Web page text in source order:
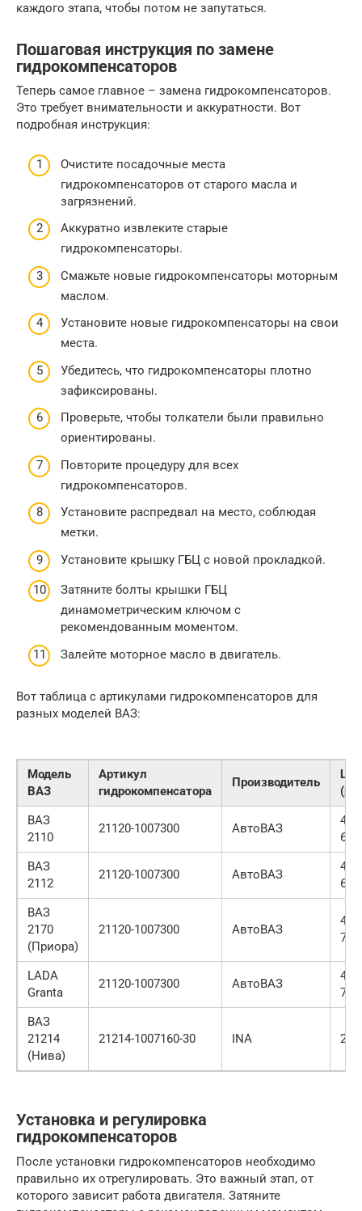
каждого этапа, чтобы потом не запутаться.
Пошаговая инструкция по замене
гидрокомпенсаторов
Теперь самое главное – замена гидрокомпенсаторов.
Это требует внимательности и аккуратности. Вот
подробная инструкция:
Очистите посадочные места
гидрокомпенсаторов от старого масла и
загрязнений.
Аккуратно извлеките старые
гидрокомпенсаторы.
Смажьте новые гидрокомпенсаторы моторным
маслом.
Установите новые гидрокомпенсаторы на свои
места.
Убедитесь, что гидрокомпенсаторы плотно
зафиксированы.
Проверьте, чтобы толкатели были правильно
ориентированы.
Повторите процедуру для всех
гидрокомпенсаторов.
Установите распредвал на место, соблюдая
метки.
Установите крышку ГБЦ с новой прокладкой.
Затяните болты крышки ГБЦ
динамометрическим ключом с
рекомендованным моментом.
Залейте моторное масло в двигатель.
Вот таблица с артикулами гидрокомпенсаторов для
разных моделей ВАЗ:
Модель
ВАЗ
Артикул
гидрокомпенсатора
Производитель
ВАЗ
2110
21120-1007300 АвтоВАЗ
400-
600
ВАЗ
2112
21120-1007300 АвтоВАЗ
400-
600
ВАЗ
2170
(Приора)
21120-1007300 АвтоВАЗ
450-
700
LADA
Granta
21120-1007300 АвтоВАЗ
450-
700
ВАЗ
21214
(Нива)
21214-1007160-30 INA
Установка и регулировка
гидрокомпенсаторов
После установки гидрокомпенсаторов необходимо
правильно их отрегулировать. Это важный этап, от
которого зависит работа двигателя. Затяните